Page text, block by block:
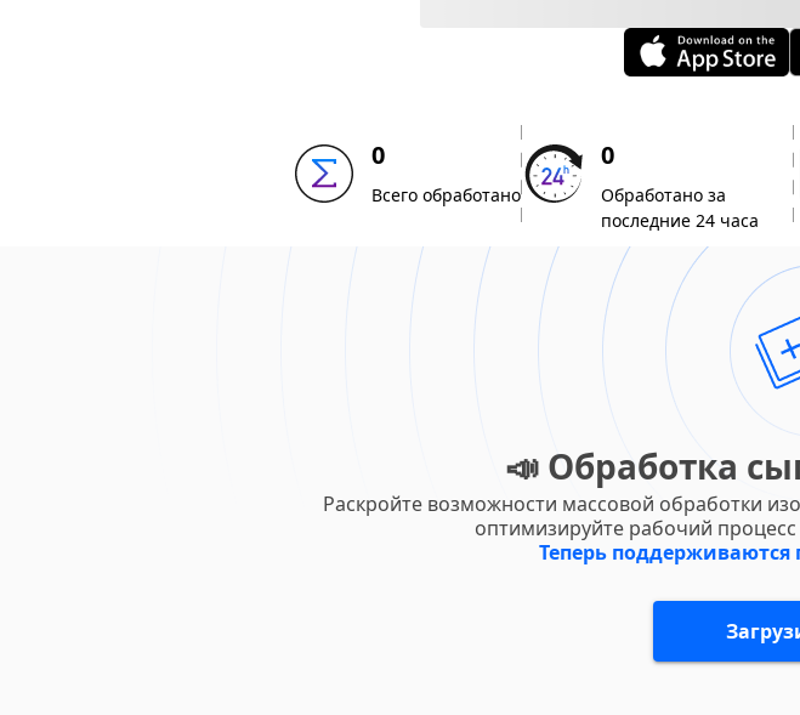
0
Всего обработано
0
Обработано за
последние 24 часа
📣 Обработка
Раскройте возможности массовой обработки
оптимизируйте рабочий
Теперь поддерживаются